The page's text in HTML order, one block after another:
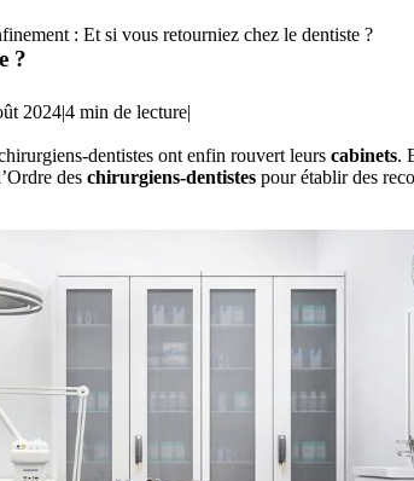
: Et si vous retourniez chez le dentiste ?
?
2024|4 min de lecture|
dentistes ont enfin rouvert leurs cabinets.
des chirurgiens-dentistespour établir des